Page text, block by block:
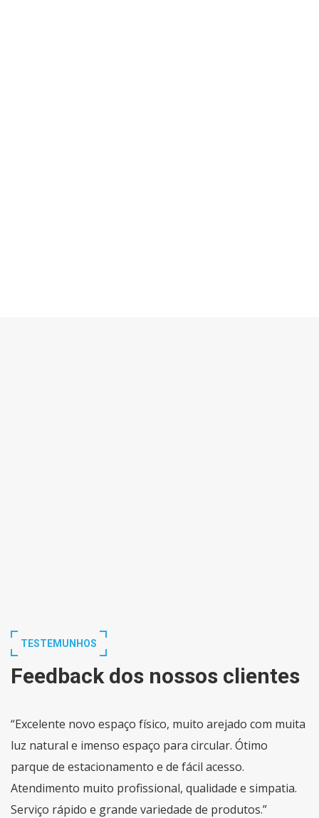
TESTEMUNHOS
Feedback dos nossos clientes
“Excelente novo espaço físico, muito arejado com muita
luz natural e imenso espaço para circular. Ótimo
parque de estacionamento e de fácil acesso.
Atendimento muito profissional, qualidade e simpatia.
Serviço rápido e grande variedade de produtos.”